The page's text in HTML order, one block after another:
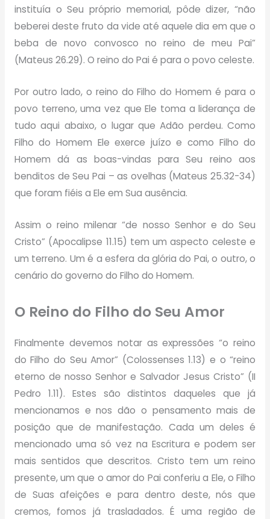
instituía o Seu próprio memorial, pôde dizer, “não
beberei deste fruto da vide até aquele dia em que o
beba de novo convosco no reino de meu Pai”
(Mateus 26.29). O reino do Pai é para o povo celeste.
Por outro lado, o reino do Filho do Homem é para o
povo terreno, uma vez que Ele toma a liderança de
tudo aqui abaixo, o lugar que Adão perdeu. Como
Filho do Homem Ele exerce juízo e como Filho do
Homem dá as boas-vindas para Seu reino aos
benditos de Seu Pai – as ovelhas (Mateus 25.32-34)
que foram fiéis a Ele em Sua ausência.
Assim o reino milenar “de nosso Senhor e do Seu
Cristo” (Apocalipse 11.15) tem um aspecto celeste e
um terreno. Um é a esfera da glória do Pai, o outro, o
cenário do governo do Filho do Homem.
O Reino do Filho do Seu Amor
Finalmente devemos notar as expressões “o reino
do Filho do Seu Amor” (Colossenses 1.13) e o “reino
eterno de nosso Senhor e Salvador Jesus Cristo” (II
Pedro 1.11). Estes são distintos daqueles que já
mencionamos e nos dão o pensamento mais de
posição que de manifestação. Cada um deles é
mencionado uma só vez na Escritura e podem ser
mais sentidos que descritos. Cristo tem um reino
presente, um que o amor do Pai conferiu a Ele, o Filho
de Suas afeições e para dentro deste, nós que
cremos, fomos já trasladados. É uma região de